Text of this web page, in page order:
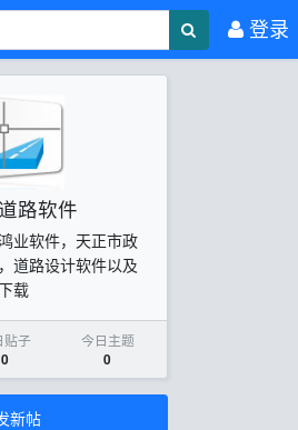
登录
路软件
业软件，天正市政
道路设计软件以及
载
贴子
0
今日主题
0
新帖